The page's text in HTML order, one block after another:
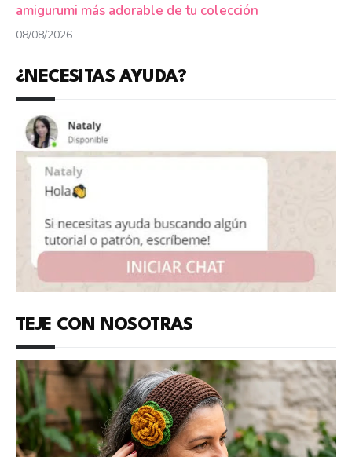
amigurumi más adorable de tu colección
08/08/2026
¿NECESITAS AYUDA?
TEJE CON NOSOTRAS